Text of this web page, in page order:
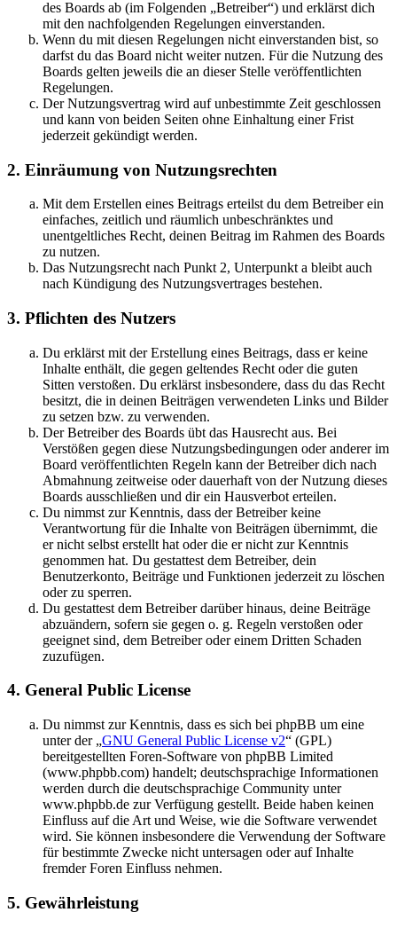
des Boards ab (im Folgenden „Betreiber“) und erklärst dich
mit den nachfolgenden Regelungen einverstanden.
Wenn du mit diesen Regelungen nicht einverstanden bist, so
darfst du das Board nicht weiter nutzen. Für die Nutzung des
Boards gelten jeweils die an dieser Stelle veröffentlichten
Regelungen.
Der Nutzungsvertrag wird auf unbestimmte Zeit geschlossen
und kann von beiden Seiten ohne Einhaltung einer Frist
jederzeit gekündigt werden.
2. Einräumung von Nutzungsrechten
Mit dem Erstellen eines Beitrags erteilst du dem Betreiber ein
einfaches, zeitlich und räumlich unbeschränktes und
unentgeltliches Recht, deinen Beitrag im Rahmen des Boards
zu nutzen.
Das Nutzungsrecht nach Punkt 2, Unterpunkt a bleibt auch
nach Kündigung des Nutzungsvertrages bestehen.
3. Pflichten des Nutzers
Du erklärst mit der Erstellung eines Beitrags, dass er keine
Inhalte enthält, die gegen geltendes Recht oder die guten
Sitten verstoßen. Du erklärst insbesondere, dass du das Recht
besitzt, die in deinen Beiträgen verwendeten Links und Bilder
zu setzen bzw. zu verwenden.
Der Betreiber des Boards übt das Hausrecht aus. Bei
Verstößen gegen diese Nutzungsbedingungen oder anderer im
Board veröffentlichten Regeln kann der Betreiber dich nach
Abmahnung zeitweise oder dauerhaft von der Nutzung dieses
Boards ausschließen und dir ein Hausverbot erteilen.
Du nimmst zur Kenntnis, dass der Betreiber keine
Verantwortung für die Inhalte von Beiträgen übernimmt, die
er nicht selbst erstellt hat oder die er nicht zur Kenntnis
genommen hat. Du gestattest dem Betreiber, dein
Benutzerkonto, Beiträge und Funktionen jederzeit zu löschen
oder zu sperren.
Du gestattest dem Betreiber darüber hinaus, deine Beiträge
abzuändern, sofern sie gegen o. g. Regeln verstoßen oder
geeignet sind, dem Betreiber oder einem Dritten Schaden
zuzufügen.
4. General Public License
Du nimmst zur Kenntnis, dass es sich bei phpBB um eine
unter der „GNU General Public License v2“ (GPL)
bereitgestellten Foren-Software von phpBB Limited
(www.phpbb.com) handelt; deutschsprachige Informationen
werden durch die deutschsprachige Community unter
www.phpbb.de zur Verfügung gestellt. Beide haben keinen
Einfluss auf die Art und Weise, wie die Software verwendet
wird. Sie können insbesondere die Verwendung der Software
für bestimmte Zwecke nicht untersagen oder auf Inhalte
fremder Foren Einfluss nehmen.
5. Gewährleistung